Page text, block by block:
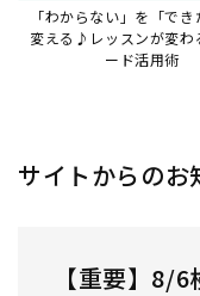
「わからない」を「でき
変える♪レッスンが変わ
ード活用術
サイトからのお
【重要】8/